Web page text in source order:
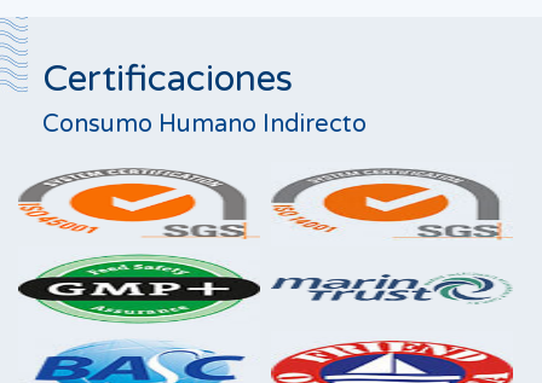
Certificaciones
Consumo Humano Indirecto